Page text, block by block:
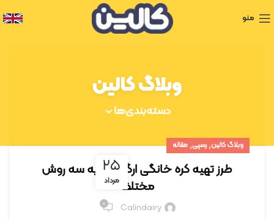
منو
وبلاگ کالین
دسته‌بندی‌ها
۲۵
مرداد
وبلاگ کالین,رسپی, مقاله
طرز تهیه کره خانگی ارگانیک، به سه روش
مختلف
Calindairy ۰